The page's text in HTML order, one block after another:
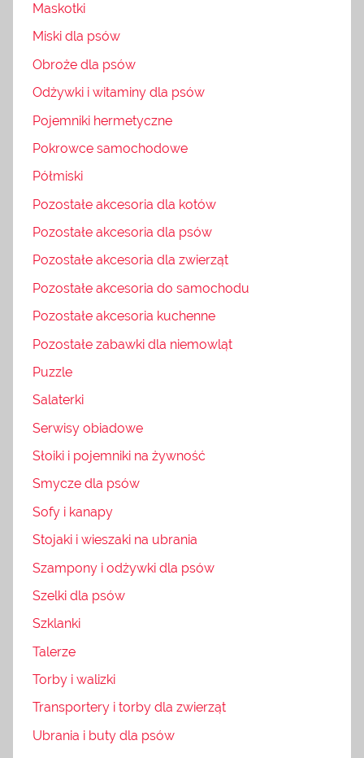
Maskotki
Miski dla psów
Obroże dla psów
Odżywki i witaminy dla psów
Pojemniki hermetyczne
Pokrowce samochodowe
Półmiski
Pozostałe akcesoria dla kotów
Pozostałe akcesoria dla psów
Pozostałe akcesoria dla zwierząt
Pozostałe akcesoria do samochodu
Pozostałe akcesoria kuchenne
Pozostałe zabawki dla niemowląt
Puzzle
Salaterki
Serwisy obiadowe
Słoiki i pojemniki na żywność
Smycze dla psów
Sofy i kanapy
Stojaki i wieszaki na ubrania
Szampony i odżywki dla psów
Szelki dla psów
Szklanki
Talerze
Torby i walizki
Transportery i torby dla zwierząt
Ubrania i buty dla psów